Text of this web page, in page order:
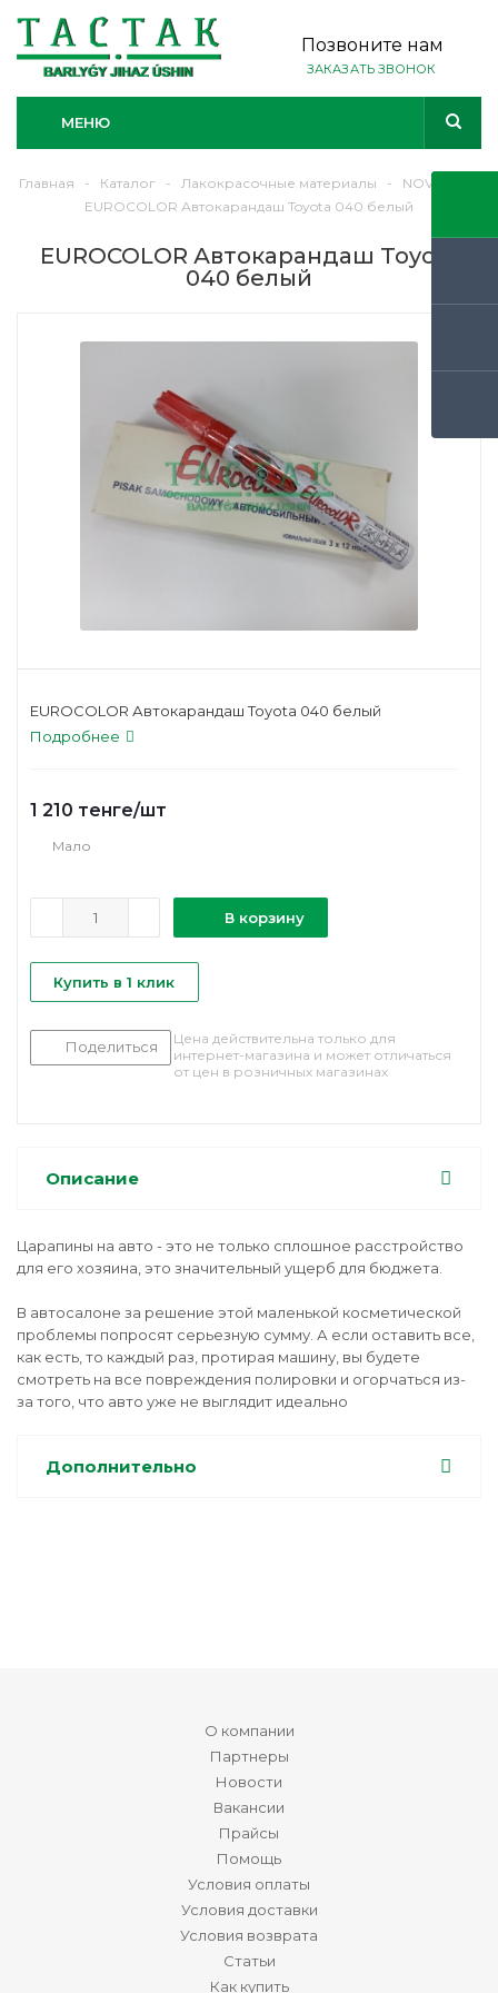
Позвоните нам
ЗАКАЗАТЬ ЗВОНОК
МЕНЮ
Главная - Каталог - Лакокрасочные материалы - NOVOL
EUROCOLOR Автокарандаш Toyota 040 белый
EUROCOLOR Автокарандаш Toyota
040 белый
EUROCOLOR Автокарандаш Toyota 040 белый
Подробнее
1 210 тенге/шт
Мало
В корзину
Купить в 1 клик
Поделиться
Цена действительна только для
интернет-магазина и может отличаться
от цен в розничных магазинах
Описание
Царапины на авто - это не только сплошное расстройство
для его хозяина, это значительный ущерб для бюджета.
В автосалоне за решение этой маленькой косметической
проблемы попросят серьезную сумму. А если оставить все,
как есть, то каждый раз, протирая машину, вы будете
смотреть на все повреждения полировки и огорчаться из-
за того, что авто уже не выглядит идеально
Дополнительно
О компании
Партнеры
Новости
Вакансии
Прайсы
Помощь
Условия оплаты
Условия доставки
Условия возврата
Статьи
Как купить